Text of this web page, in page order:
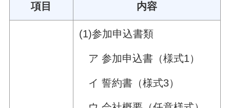
項目 内容
(1)参加申込書類
ア 参加申込書（様式1）
イ 誓約書（様式3）